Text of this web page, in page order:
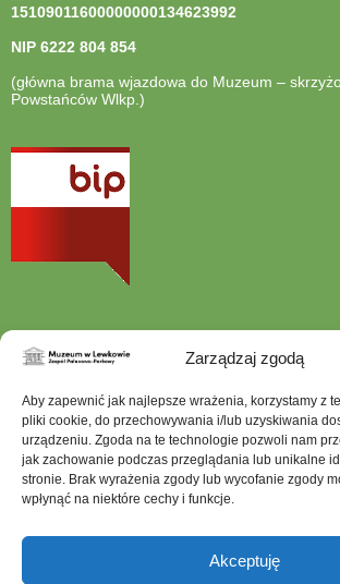
Zarządzaj zgodą
Aby zapewnić jak najlepsze wrażenia, korzystamy z
pliki cookie, do przechowywania i/lub uzyskiwania
urządzeniu. Zgoda na te technologie pozwoli nam
jak zachowanie podczas przeglądania lub unikalne
stronie. Brak wyrażenia zgody lub wycofanie zgody
wpłynąć na niektóre cechy i funkcje.
Akceptuję
15109011600000000134623992
NIP 6222 804 854
(główna brama wjazdowa do Muzeum –
Powstańców Wlkp.)
otwiera
nowej
Szukana
fraza